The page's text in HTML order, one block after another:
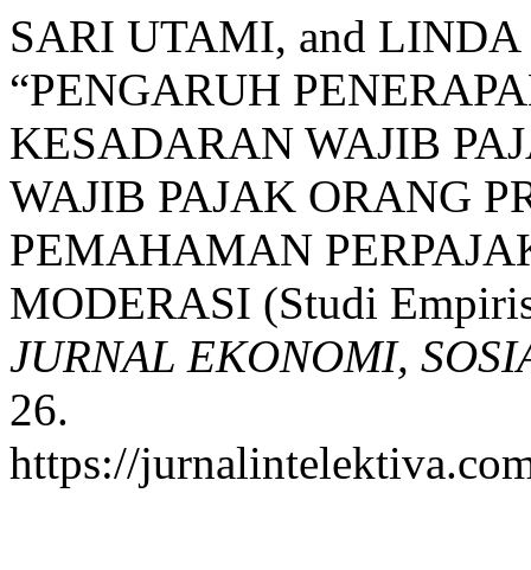
SARI UTAMI, and LINDA
“PENGARUH
KESADARAN WAJIB
WAJIB PAJAK ORANG
PEMAHAMAN
MODERASI (Studi
JURNAL EKONOMI,
26.
https://